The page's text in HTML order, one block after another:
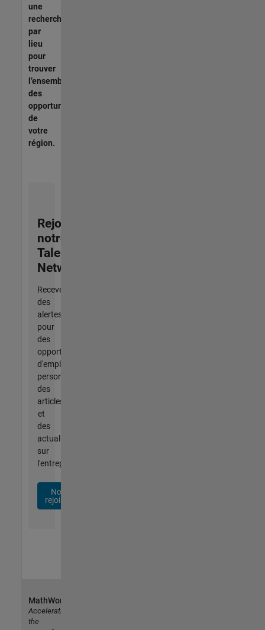
une
recherche
par
lieu
pour
trouver
l’ensemble
des
opportunités
de
votre
région.
Rejoignez
notre
Talent
Network
Recevez
des
alertes
pour
des
opportunités
d'emploi
personnalisées,
des
articles
et
des
actualités
sur
l'entreprise.
Nous
rejoindre
MathWorks
Accelerating
the